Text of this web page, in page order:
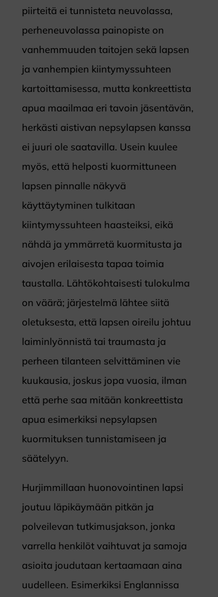
piirteitä ei tunnisteta neuvolassa,
perheneuvolassa painopiste on
vanhemmuuden taitojen sekä lapsen
ja vanhempien kiintymyssuhteen
kartoittamisessa, mutta konkreettista
apua maailmaa eri tavoin jäsentävän,
herkästi aistivan nepsylapsen kanssa
ei juuri ole saatavilla. Usein kuulee
myös, että helposti kuormittuneen
lapsen pinnalle näkyvä
käyttäytyminen tulkitaan
kiintymyssuhteen haasteiksi, eikä
nähdä ja ymmärretä kuormitusta ja
aivojen erilaisesta tapaa toimia
taustalla. Lähtökohtaisesti tulokulma
on väärä; järjestelmä lähtee siitä
oletuksesta, että lapsen oireilu johtuu
laiminlyönnistä tai traumasta ja
perheen tilanteen selvittäminen vie
kuukausia, joskus jopa vuosia, ilman
että perhe saa mitään konkreettista
apua esimerkiksi nepsylapsen
kuormituksen tunnistamiseen ja
säätelyyn.
Hurjimmillaan huonovointinen lapsi
joutuu läpikäymään pitkän ja
polveilevan tutkimusjakson, jonka
varrella henkilöt vaihtuvat ja samoja
asioita joudutaan kertaamaan aina
uudelleen. Esimerkiksi Englannissa